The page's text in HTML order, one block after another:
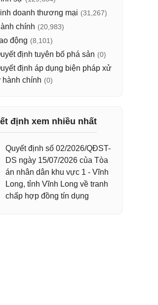
doanh thương mại (31,267)
chính (20,983)
động (8,101)
định tuyên bố phá sản (0)
định áp dụng biện pháp xử
hành chính (0)
định xem nhiều nhất
Quyết định số 02/2026/QĐST-
DS ngày 15/07/2026 của Tòa
án nhân dân khu vực 1 - Vĩnh
Long, tỉnh Vĩnh Long về tranh
chấp hợp đồng tín dụng